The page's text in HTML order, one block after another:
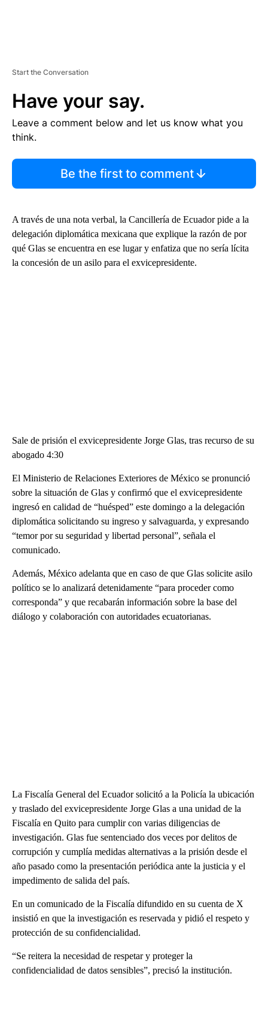
Start the Conversation
Have your say.
Leave a comment below and let us know what you
think.
Be the first to comment
A través de una nota verbal, la Cancillería de Ecuador pide a la
delegación diplomática mexicana que explique la razón de por
qué Glas se encuentra en ese lugar y enfatiza que no sería lícita
la concesión de un asilo para el exvicepresidente.
Sale de prisión el exvicepresidente Jorge Glas, tras recurso de su
abogado 4:30
El Ministerio de Relaciones Exteriores de México se pronunció
sobre la situación de Glas y confirmó que el exvicepresidente
ingresó en calidad de “huésped” este domingo a la delegación
diplomática solicitando su ingreso y salvaguarda, y expresando
“temor por su seguridad y libertad personal”, señala el
comunicado.
Además, México adelanta que en caso de que Glas solicite asilo
político se lo analizará detenidamente “para proceder como
corresponda” y que recabarán información sobre la base del
diálogo y colaboración con autoridades ecuatorianas.
La Fiscalía General del Ecuador solicitó a la Policía la ubicación
y traslado del exvicepresidente Jorge Glas a una unidad de la
Fiscalía en Quito para cumplir con varias diligencias de
investigación. Glas fue sentenciado dos veces por delitos de
corrupción y cumplía medidas alternativas a la prisión desde el
año pasado como la presentación periódica ante la justicia y el
impedimento de salida del país.
En un comunicado de la Fiscalía difundido en su cuenta de X
insistió en que la investigación es reservada y pidió el respeto y
protección de su confidencialidad.
“Se reitera la necesidad de respetar y proteger la
confidencialidad de datos sensibles”, precisó la institución.